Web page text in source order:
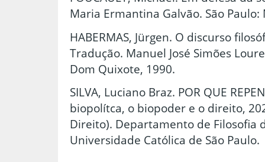
Maria Ermantina Galvão. São
HABERMAS, Jürgen. O discurso
Tradução. Manuel José Simões
Dom Quixote, 1990.
SILVA, Luciano Braz. POR QUE
biopolítca, o biopoder e o direito,
Direito). Departamento de Filosofia
Universidade Católica de São Paulo.